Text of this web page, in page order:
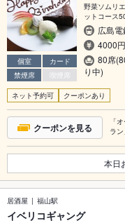
個室
カード
禁煙席
喫煙席
野菜ソムリ
ットコース
広島
4000
80席
り中)
ネット予約可 クーポンあり
クーポンを見る
「
ラ
本日
居酒屋 福山駅
イベリコギャング